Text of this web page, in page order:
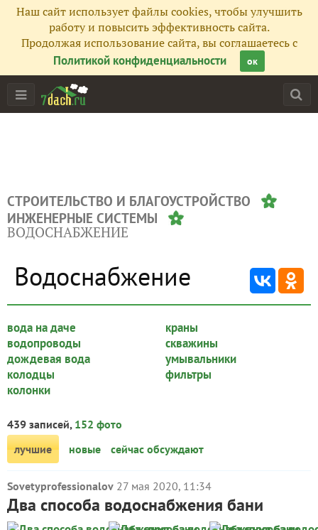
Наш сайт использует файлы cookies, чтобы улучшить
работу и повысить эффективность сайта.
Продолжая использование сайта, вы соглашаетесь с
Политикой конфиденциальности
ок
СТРОИТЕЛЬСТВО И БЛАГОУСТРОЙСТВО
ИНЖЕНЕРНЫЕ СИСТЕМЫ
ВОДОСНАБЖЕНИЕ
Водоснабжение
вода на даче
водопроводы
дождевая вода
колодцы
колонки
краны
скважины
умывальники
фильтры
439 записей, 152 фото
лучшие
новые сейчас обсуждают
Sovetyprofessionalov 27 мая 2020, 11:34
Два способа водоснабжения бани